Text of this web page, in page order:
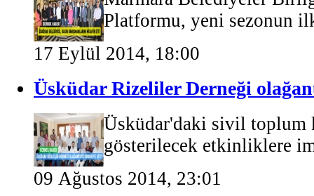
Platformu, yeni sezonun
17 Eylül 2014, 18:00
Üsküdar Rizeliler Derneği
Üsküdar'daki sivil toplum
gösterilecek etkinliklere
09 Ağustos 2014, 23:01